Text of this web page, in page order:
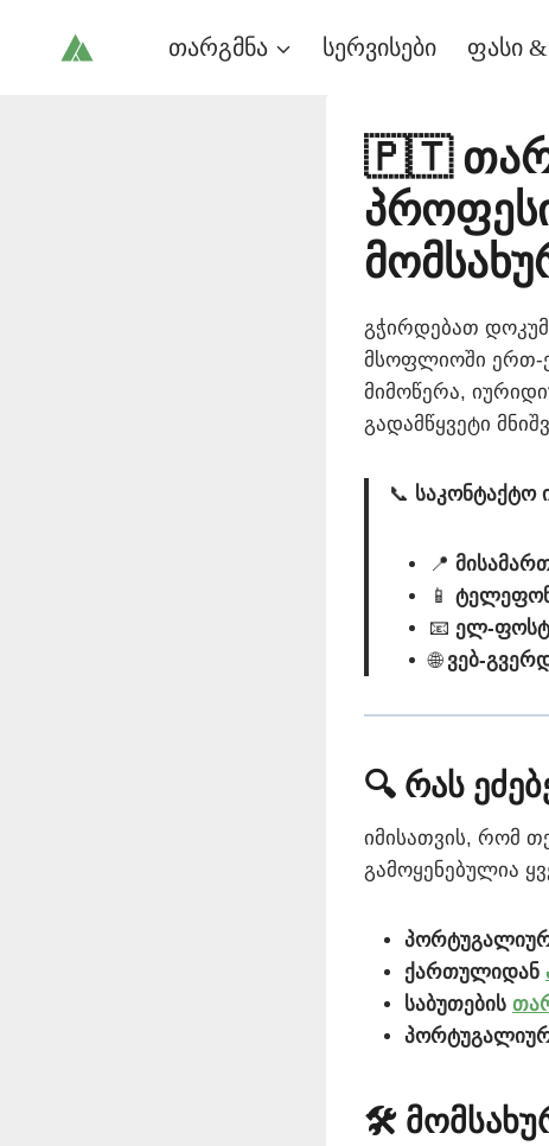
თარგმნა სერვისები ფასი
🇵🇹
გჭირდებათ
მსოფლიოში ერთ-
მიმოწერა,
გადამწყვეტი
📞 საკონტაქტო
📍
📱
📧 ელ-
🌐 ვებ-
🔍 რას
იმისათვის, რომ
გამოყენებულია
ქართულიდან
საბუთების
🛠️